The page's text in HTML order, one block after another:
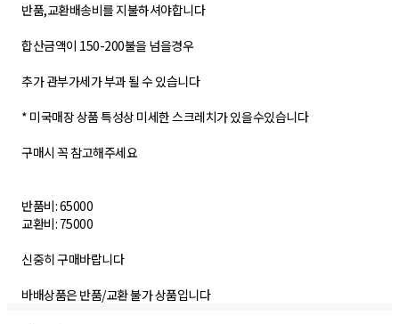
반품,교환배송비를 지불하셔야합니다
합산금액이 150-200불을 넘을경우
추가 관부가세가 부과 될 수 있습니다
* 미국매장 상품 특성상 미세한 스크레치가 있을수있습니다
구매시 꼭 참고해주세요
반품비: 65000
교환비: 75000
신중히 구매바랍니다
바배상품은 반품/교환 불가 상품입니다